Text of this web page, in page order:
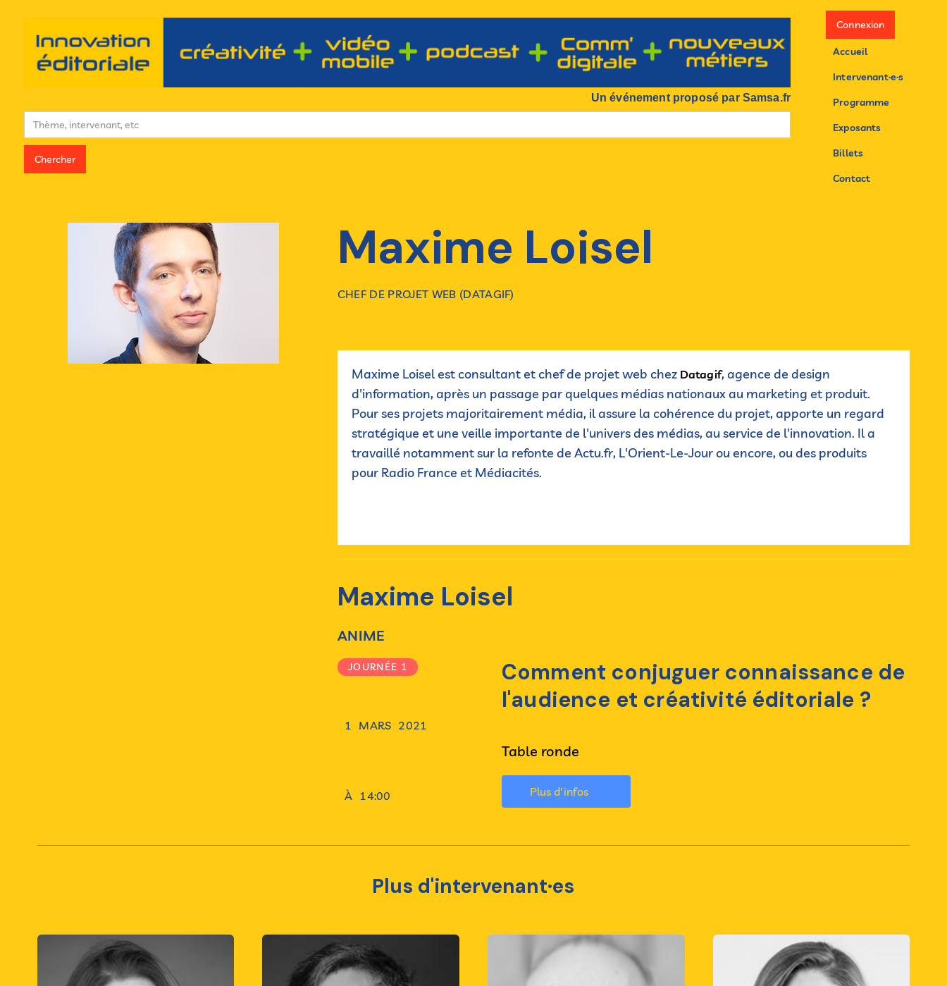
Un événement proposé par Samsa.fr
Connexion
Accueil
Intervenant·e·s
Programme
Exposants
Billets
Contact
Maxime Loisel
CHEF DE PROJET WEB (DATAGIF)
Maxime Loisel est consultant et chef de projet web chez Datagif, agence de design
d'information, après un passage par quelques médias nationaux au marketing et produit.
Pour ses projets majoritairement média, il assure la cohérence du projet, apporte un regard
stratégique et une veille importante de l'univers des médias, au service de l'innovation. Il a
travaillé notamment sur la refonte de Actu.fr, L'Orient-Le-Jour ou encore, ou des produits
pour Radio France et Médiacités.
Maxime Loisel
ANIME
JOURNÉE 1
1 MARS 2021
À 14:00
Comment conjuguer connaissance de
l'audience et créativité éditoriale ?
Table ronde
Plus d'infos
Plus d'intervenant·es